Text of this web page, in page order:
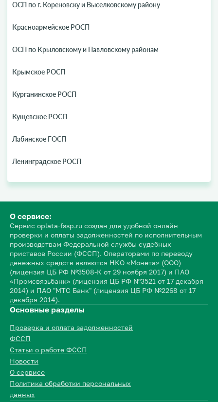
ОСП по г. Кореновску и Выселковскому району
Красноармейское РОСП
ОСП по Крыловскому и Павловскому районам
Крымское РОСП
Курганинское РОСП
Кущевское РОСП
Лабинское ГОСП
Ленинградское РОСП
О сервисе:
Сервис oplata-fssp.ru создан для удобной онлайн
проверки и оплаты задолженностей по исполнительным
производствам Федеральной службы судебных
приставов России (ФССП). Операторами по переводу
денежных средств являются НКО «Монета» (ООО)
(лицензия ЦБ РФ №3508-К от 29 ноября 2017) и ПАО
«Промсвязьбанк» (лицензия ЦБ РФ №3521 от 17 декабря
2014) и ПАО "МТС Банк" (лицензия ЦБ РФ №2268 от 17
декабря 2014).
Основные разделы
Проверка и оплата задолженностей
ФССП
Статьи о работе ФССП
Новости
О сервисе
Политика обработки персональных
данных